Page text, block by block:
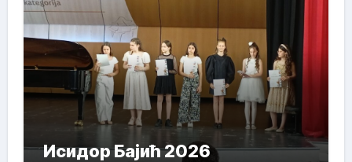
Исидор Бајић 2026